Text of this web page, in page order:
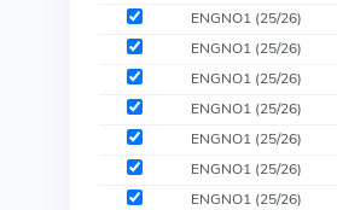
ENGNO1 (25/26)
ENGNO1 (25/26)
ENGNO1 (25/26)
ENGNO1 (25/26)
ENGNO1 (25/26)
ENGNO1 (25/26)
ENGNO1 (25/26)